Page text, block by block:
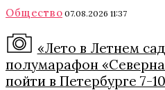
Общество 07.08.2026 11:37
«Лето в Летнем
полумарафон
пойти в Петербурге 7-